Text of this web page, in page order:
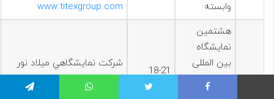
وابسته
www.titexgroup.com
هشتمين
نمایشگاه
بین المللی
صنایع چوب،
18-21
بهمن
شركت نمايشگاهي ميلاد نور
www.miladfair.ir